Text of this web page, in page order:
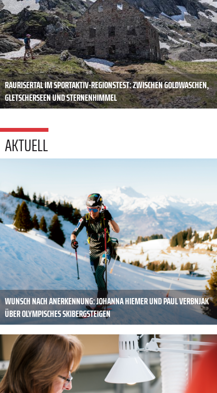
RAURISERTAL IM SPORTAKTIV-REGIONSTEST: ZWISCHEN GOLDWASCHEN,
GLETSCHERSEEN UND STERNENHIMMEL
AKTUELL
WUNSCH NACH ­ANERKENNUNG: JOHANNA HIEMER UND PAUL VERBNJAK
ÜBER OLYMPISCHES SKIBERGSTEIGEN